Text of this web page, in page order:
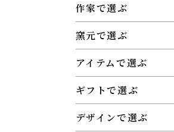
作家で選ぶ
窯元で選ぶ
アイテムで選ぶ
ギフトで選ぶ
デザインで選ぶ